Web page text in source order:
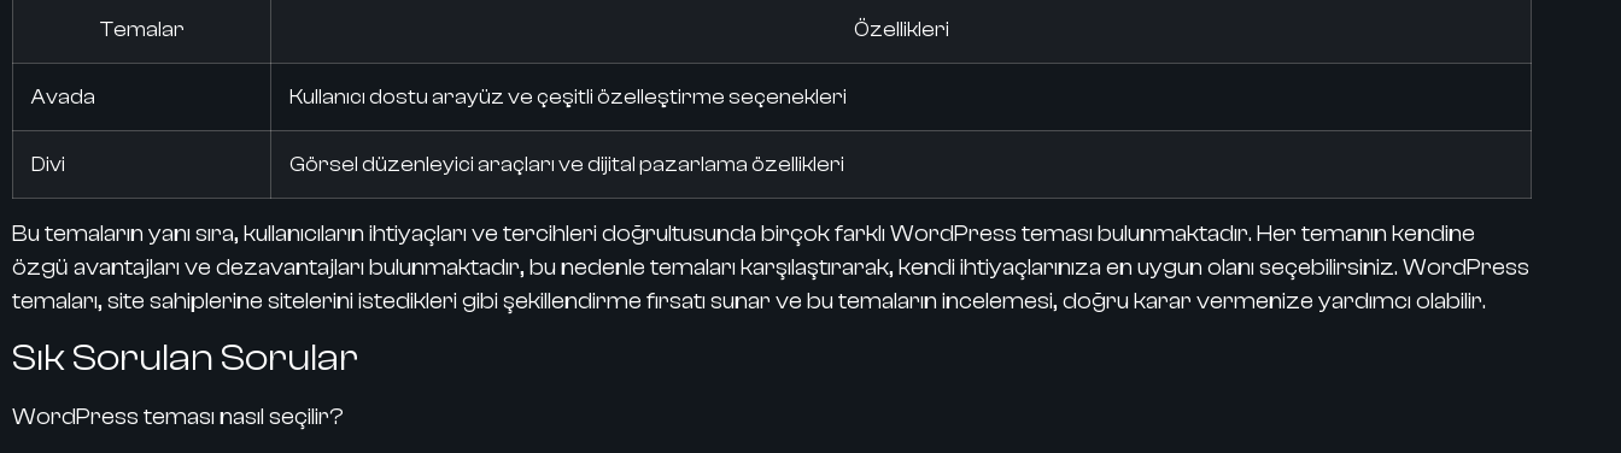
Temalar Özellikleri
Avada Kullanıcı dostu arayüz ve çeşitli özelleştirme seçenekleri
Divi Görsel düzenleyici araçları ve dijital pazarlama özellikleri
Bu temaların yanı sıra, kullanıcıların ihtiyaçları ve tercihleri doğrultusunda birçok farklı WordPress teması bulunmaktadır. Her temanın kendine
özgü avantajları ve dezavantajları bulunmaktadır, bu nedenle temaları karşılaştırarak, kendi ihtiyaçlarınıza en uygun olanı seçebilirsiniz. WordPress
temaları, site sahiplerine sitelerini istedikleri gibi şekillendirme fırsatı sunar ve bu temaların incelemesi, doğru karar vermenize yardımcı olabilir.
Sık Sorulan Sorular
WordPress teması nasıl seçilir?